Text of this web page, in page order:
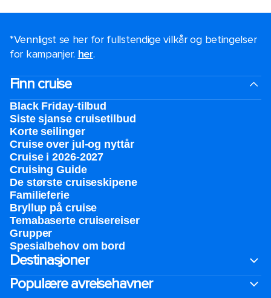
*Vennligst se her for fullstendige vilkår og betingelser
for kampanjer. her.
Finn cruise
Black Friday-tilbud
Siste sjanse cruisetilbud
Korte seilinger
Cruise over jul-og nyttår
Cruise i 2026-2027
Cruising Guide
De største cruiseskipene
Familieferie
Bryllup på cruise
Temabaserte cruisereiser
Grupper
Spesialbehov om bord
Destinasjoner
Populære avreisehavner